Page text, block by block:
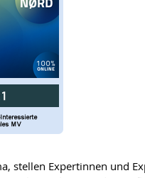
stellen Expertinnen und